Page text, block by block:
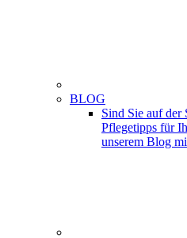
BLOG
Sind Sie auf der
Pflegetipps für
unserem Blog